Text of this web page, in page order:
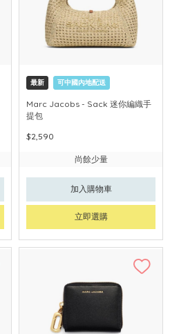
最新 可中國內地配送
Marc Jacobs - Sack 迷你編織手
提包
$2,590
尚餘少量
加入購物車
立即選購